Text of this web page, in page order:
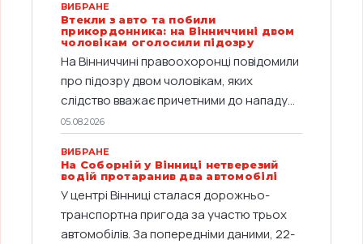
ВИБРАНЕ
Втекли з авто та побили
прикордонника: на Вінниччині двом
чоловікам оголосили підозру
На Вінниччині правоохоронці повідомили
про підозру двом чоловікам, яких
слідство вважає причетними до нападу...
05.08.2026
ВИБРАНЕ
На Соборній у Вінниці нетверезий
водій протаранив два автомобілі
У центрі Вінниці сталася дорожньо-
транспортна пригода за участю трьох
автомобілів. За попередніми даними, 22-